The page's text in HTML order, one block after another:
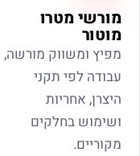
מורשי מטרו
מוטור
מפיץ ומשווק מורשה,
עבודה לפי תקני
היצרן, אחריות
ושימוש בחלקים
מקוריים.